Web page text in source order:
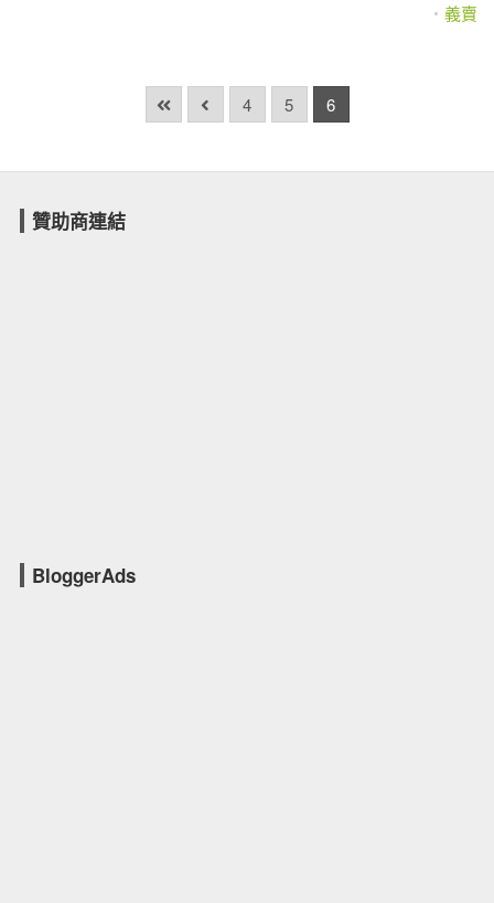
義賣
4 5 6
贊助商連結
BloggerAds